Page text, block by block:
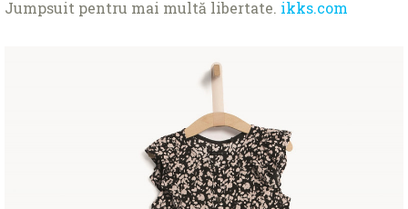
Jumpsuit pentru mai multă libertate. ikks.com